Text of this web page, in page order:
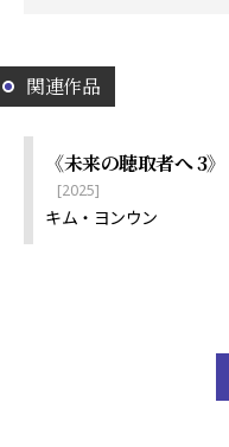
関連作品
《未来の聴取者へ 3》
[2025]
キム・ヨンウン